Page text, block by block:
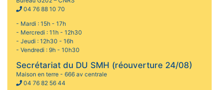
04 76 88 10 70
- Mardi : 15h - 17h
- Mercredi : 11h - 12h30
- Jeudi : 12h30 - 16h
- Vendredi : 9h - 10h30
Secrétariat du DU SMH (réouverture 24/08)
Maison en terre - 666 av centrale
04 76 82 56 44